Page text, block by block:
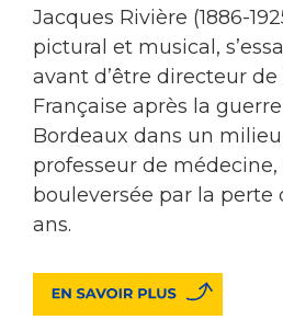
Jacques Rivière (1886-
pictural et musical,
avant d’être directeur
Française après la
Bordeaux dans un
professeur de
bouleversée par la perte
ans.